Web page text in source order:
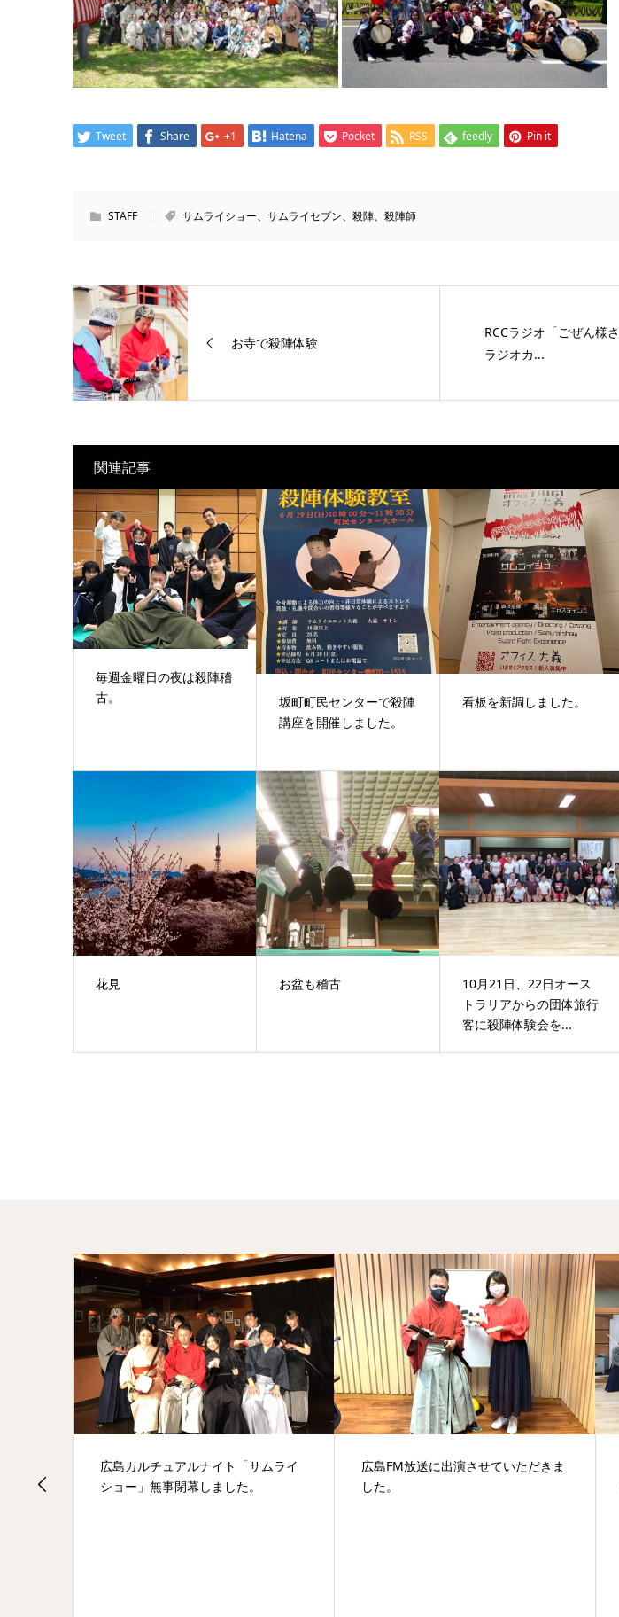
Tweet Share +1 Hatena Pocket RSS feedly Pin it
STAFF サムライショー、サムライセブン、殺陣、殺陣師
お寺で殺陣体験
RCCラジオ「ごぜん様さ
ラジオカ...
関連記事
毎週金曜日の夜は殺陣稽
古。
坂町町民センターで殺陣
講座を開催しました。
看板を新調しました。
花見 お盆も稽古
10月21日、22日オース
トラリアからの団体旅行
客に殺陣体験会を...
広島FM放送に出演させていただきま
した。
10月21日、22日オーストラリアから
の団体旅行客に殺陣体験会を実施し